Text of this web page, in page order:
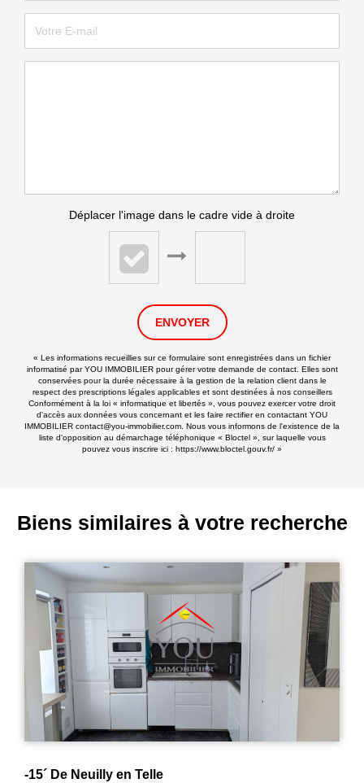
Déplacer l'image dans le cadre vide à droite
ENVOYER
« Les informations recueillies sur ce formulaire sont enregistrées dans un fichier
informatisé par YOU IMMOBILIER pour gérer votre demande de contact. Elles sont
conservées pour la durée nécessaire à la gestion de la relation client dans le
respect des prescriptions légales applicables et sont destinées à nos conseillers
Conformément à la loi « informatique et libertés », vous pouvez exercer votre droit
d'accès aux données vous concernant et les faire rectifier en contactant YOU
IMMOBILIER contact@you-immobilier.com. Nous vous informons de l'existence de la
liste d'opposition au démarchage téléphonique « Bloctel », sur laquelle vous
pouvez vous inscrire ici : https://www.bloctel.gouv.fr/ »
Biens similaires à votre recherche
NEUILLY EN THELLE - AU COEUR DE LA VILLE